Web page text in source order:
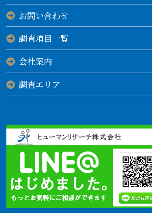
お問い合わせ
調査項目一覧
会社案内
調査エリア